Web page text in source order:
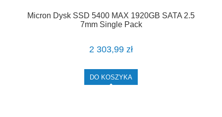
Micron Dysk SSD 5400 MAX 1920GB SATA 2.5
7mm Single Pack
2 303,99 zł
DO KOSZYKA